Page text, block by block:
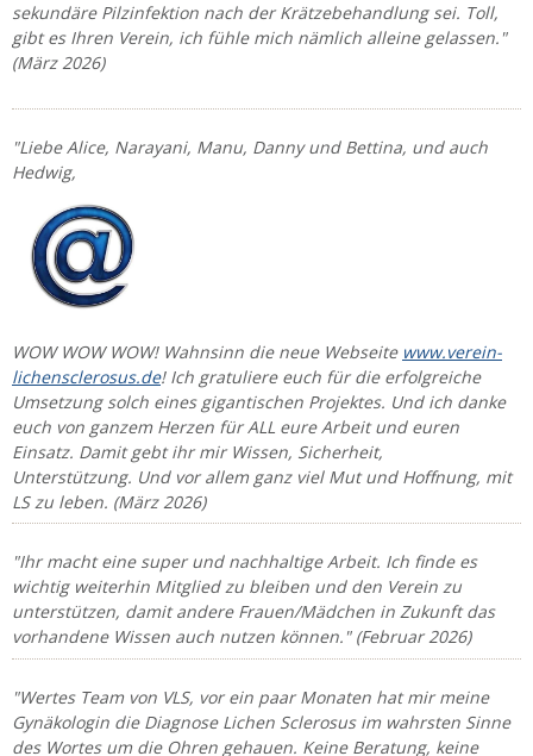
sekundäre Pilzinfektion nach der Krätzebehandlung sei. Toll,
gibt es Ihren Verein, ich fühle mich nämlich alleine gelassen."
(März 2026)
"Liebe Alice, Narayani, Manu, Danny und Bettina, und auch
Hedwig,
WOW WOW WOW! Wahnsinn die neue Webseite www.verein-
lichensclerosus.de! Ich gratuliere euch für die erfolgreiche
Umsetzung solch eines gigantischen Projektes. Und ich danke
euch von ganzem Herzen für ALL eure Arbeit und euren
Einsatz. Damit gebt ihr mir Wissen, Sicherheit,
Unterstützung. Und vor allem ganz viel Mut und Hoffnung, mit
LS zu leben. (März 2026)
"Ihr macht eine super und nachhaltige Arbeit. Ich finde es
wichtig weiterhin Mitglied zu bleiben und den Verein zu
unterstützen, damit andere Frauen/Mädchen in Zukunft das
vorhandene Wissen auch nutzen können." (Februar 2026)
"Wertes Team von VLS, vor ein paar Monaten hat mir meine
Gynäkologin die Diagnose Lichen Sclerosus im wahrsten Sinne
des Wortes um die Ohren gehauen. Keine Beratung, keine